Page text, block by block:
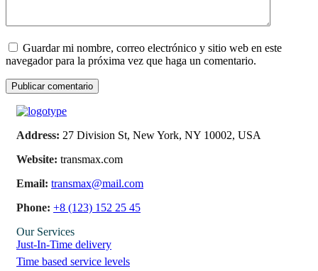
Guardar mi nombre, correo electrónico y sitio web en este
navegador para la próxima vez que haga un comentario.
Address: 27 Division St, New York, NY 10002, USA
Website: transmax.com
Email: transmax@mail.com
Phone: +8 (123) 152 25 45
Our Services
Just-In-Time delivery
Time based service levels